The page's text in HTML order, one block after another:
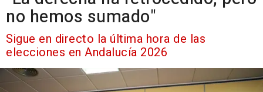
no hemos sumado"
Sigue en directo la última hora de las
elecciones en Andalucía 2026